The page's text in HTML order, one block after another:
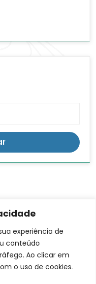
experiência de
conteúdo
Ao clicar em
o uso de cookies.
da
LGPD